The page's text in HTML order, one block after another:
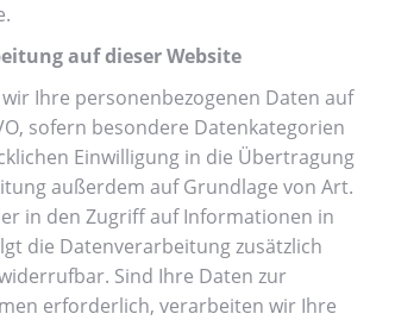
auf dieser Website
Ihre personenbezogenen Daten auf
sofern besondere Datenkategorien
Einwilligung in die Übertragung
außerdem auf Grundlage von Art.
in den Zugriff auf Informationen in
die Datenverarbeitung zusätzlich
Sind Ihre Daten zur
erforderlich, verarbeiten wir Ihre